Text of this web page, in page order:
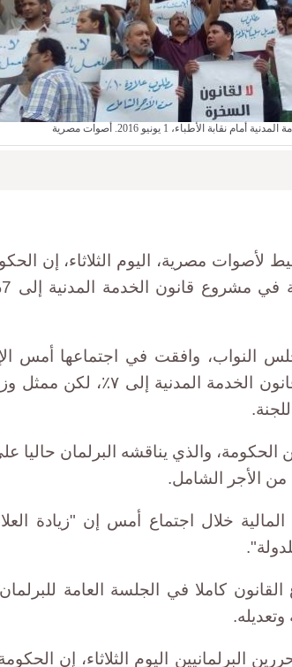
نقابة الأطباء، 1 يونيو 2016. أصوات مصرية
لأصوات مصرية، اليوم الثلاثاء، إن
النواب، وافقت في اجتماعها أمس
زيادة العلاوة الدورية بمشروع قانون الخدمة
والذي يناقشه البرلمان حاليا
خلال اجتماع أمس إن "زيادة
كاملا في الجلسة العامة للبرلمان
البرلمانيين اليوم الثلاثاء، إن